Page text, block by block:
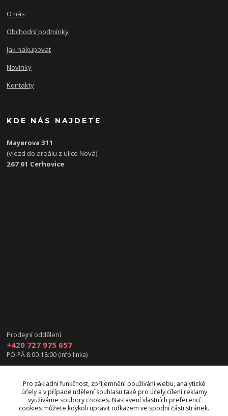
O nás
Obchodní podmínky
Jak nakupovat
Novinky
Kontakty
KDE NÁS NAJDETE
Mayerova 311
(vjezd do areálu z ulice Nová)
267 61 Cerhovice
Prodejní oddělení
+420 727 975 657
PO-PÁ 8:00-18:00 (info linka)
Pro základní funkčnost, zpříjemnění používání webu, analytické
účely a v případě udělení souhlasu také pro účely cílení reklamy
využíváme soubory cookies. Nastavení vlastních preferencí
cookies můžete kdykoli upravit odkazem ve spodní části stránek.